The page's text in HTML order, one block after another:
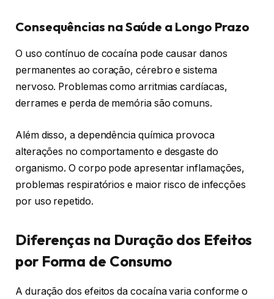
Consequências na Saúde a Longo Prazo
O uso contínuo de cocaína pode causar danos
permanentes ao coração, cérebro e sistema
nervoso. Problemas como arritmias cardíacas,
derrames e perda de memória são comuns.
Além disso, a dependência química provoca
alterações no comportamento e desgaste do
organismo. O corpo pode apresentar inflamações,
problemas respiratórios e maior risco de infecções
por uso repetido.
Diferenças na Duração dos Efeitos
por Forma de Consumo
A duração dos efeitos da cocaína varia conforme o